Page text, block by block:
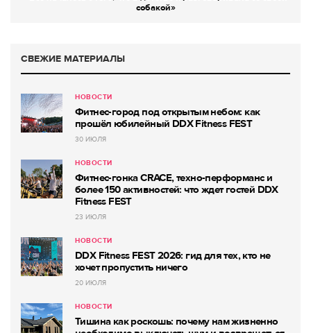
собакой»
СВЕЖИЕ МАТЕРИАЛЫ
НОВОСТИ
Фитнес-город под открытым небом: как
прошёл юбилейный DDX Fitness FEST
30 ИЮЛЯ
НОВОСТИ
Фитнес-гонка CRACE, техно-перформанс и
более 150 активностей: что ждет гостей DDX
Fitness FEST
23 ИЮЛЯ
НОВОСТИ
DDX Fitness FEST 2026: гид для тех, кто не
хочет пропустить ничего
20 ИЮЛЯ
НОВОСТИ
Тишина как роскошь: почему нам жизненно